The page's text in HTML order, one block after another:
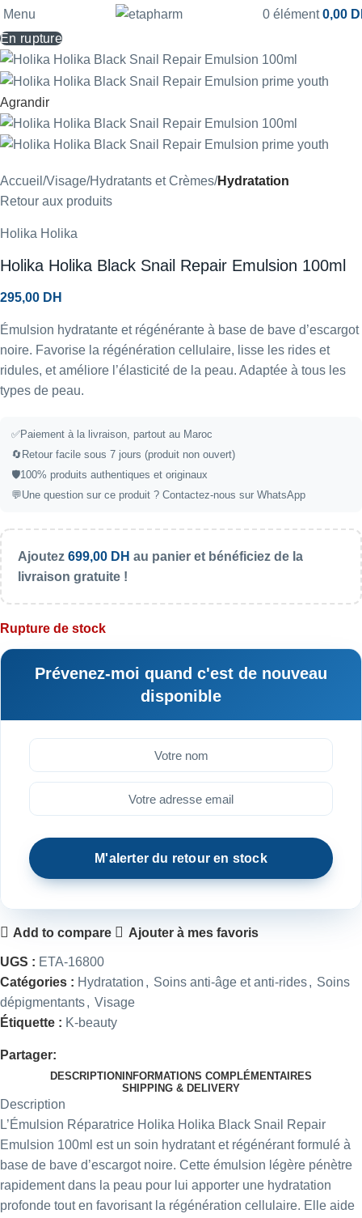
Menu 0 élément 0,00
En rupture
Agrandir
Accueil Visage Hydratants et Crèmes Hydratation
Retour aux produits
Holika Holika
Holika Holika Black Snail Repair Emulsion 100ml
295,00 DH
Émulsion hydratante et régénérante à base de bave d’escargot
noire. Favorise la régénération cellulaire, lisse les rides et
ridules, et améliore l’élasticité de la peau. Adaptée à tous les
types de peau.
✅Paiement à la livraison, partout au Maroc
🔄 Retour facile sous 7 jours (produit non ouvert)
🛡️100% produits authentiques et originaux
💬Une question sur ce produit ? Contactez-nous sur WhatsApp
Ajoutez 699,00 DH au panier et bénéficiez de la
livraison gratuite !
Rupture de stock
Prévenez-moi quand c'est de nouveau
disponible
Add to compare Ajouter à mes favoris
UGS : ETA-16800
Catégories : Hydratation , Soins anti-âge et anti-rides, Soins
dépigmentants, Visage
Étiquette : K-beauty
Partager:
DESCRIPTION INFORMATIONS COMPLÉMENTAIRES
SHIPPING & DELIVERY
Description
L’Émulsion Réparatrice Holika Holika Black Snail Repair
Emulsion 100ml est un soin hydratant et régénérant formulé à
base de bave d’escargot noire. Cette émulsion légère pénètre
rapidement dans la peau pour lui apporter une hydratation
profonde tout en favorisant la régénération cellulaire. Elle aide